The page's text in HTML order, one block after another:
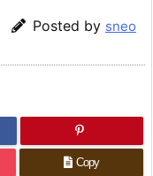
Posted by sneo
Copy